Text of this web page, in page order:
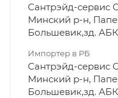
Сантрэйд-сервис
Минский р-н,
Большевик,зд.
Импортер в РБ
Сантрэйд-сервис
Минский р-н,
Большевик,зд.